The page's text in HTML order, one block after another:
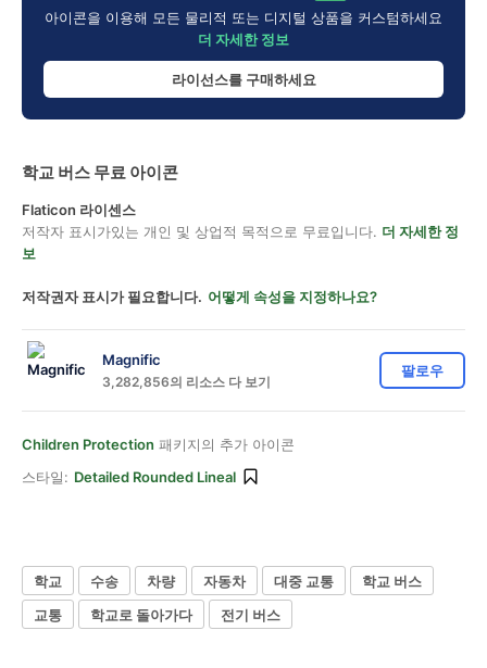
아이콘을 이용해 모든 물리적 또는 디지털 상품을 커스텀하세요
더 자세한 정보
라이선스를 구매하세요
학교 버스 무료 아이콘
Flaticon 라이센스
저작자 표시가있는 개인 및 상업적 목적으로 무료입니다. 더 자세한 정
보
저작권자 표시가 필요합니다. 어떻게 속성을 지정하나요?
Magnific
3,282,856의 리소스 다 보기
팔로우
Children Protection 패키지의 추가 아이콘
스타일: Detailed Rounded Lineal
학교 수송 차량 자동차 대중 교통
학교 버스
교통
학교로 돌아가다 전기 버스